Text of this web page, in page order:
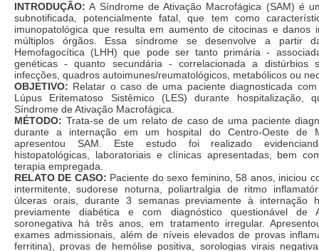
INTRODUÇÃO: A Síndrome de Ativação Macrofágica (SAM) é
subnotificada, potencialmente fatal, que tem como
imunopatológica que resulta em aumento de citocinas e danos
múltiplos órgãos. Essa síndrome se desenvolve a partir
Hemofagocítica (LHH) que pode ser tanto primária -
genéticas - quanto secundária - correlacionada a distúrbios
infecções, quadros autoimunes/reumatológicos, metabólicos ou
OBJETIVO: Relatar o caso de uma paciente diagnosticada
Lúpus Eritematoso Sistêmico (LES) durante hospitalização,
Síndrome de Ativação Macrofágica.
MÉTODO: Trata-se de um relato de caso de uma paciente
durante a internação em um hospital do Centro-Oeste de
apresentou SAM. Este estudo foi realizado
histopatológicas, laboratoriais e clínicas apresentadas, bem
terapia empregada.
RELATO DE CASO: Paciente do sexo feminino, 58 anos, iniciou
intermitente, sudorese noturna, poliartralgia de ritmo
úlceras orais, durante 3 semanas previamente à internação
previamente diabética e com diagnóstico questionável de
soronegativa há três anos, em tratamento irregular.
exames admissionais, além de níveis elevados de provas
ferritina), provas de hemólise positiva, sorologias virais